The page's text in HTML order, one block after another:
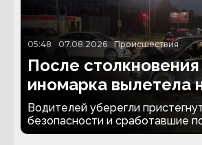
05:48 07.08.2026 Происшествия
После
иномарка вылетела
снесла забор
Водителей уберегли
безопасности и сработавшие